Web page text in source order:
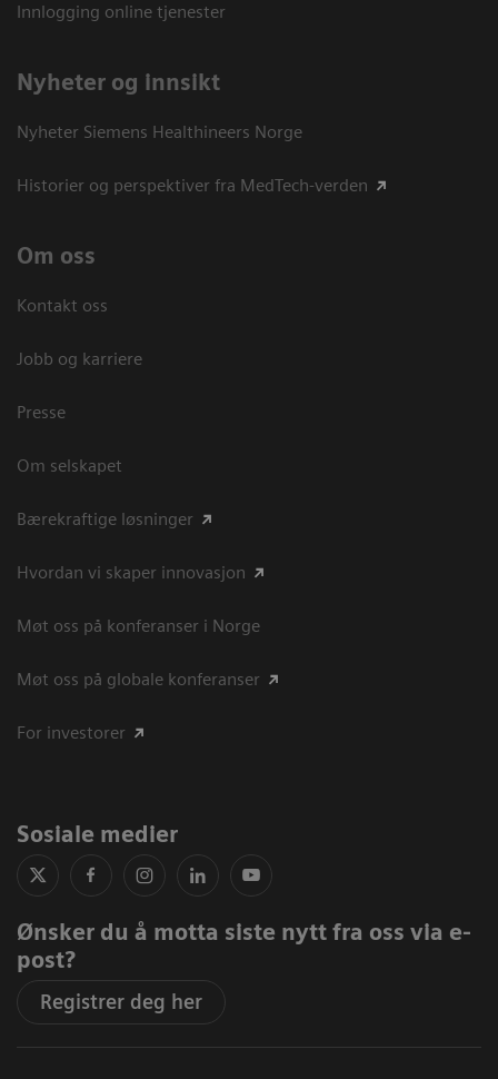
Innlogging online tjenester
Nyheter og innsikt
Nyheter Siemens Healthineers Norge
Historier og perspektiver fra MedTech-verden
Om oss
Kontakt oss
Jobb og karriere
Presse
Om selskapet
Bærekraftige løsninger
Hvordan vi skaper innovasjon
Møt oss på konferanser i Norge
Møt oss på globale konferanser
For investorer
Sosiale medier
Ønsker du å motta siste nytt fra oss via e-
post?
Registrer deg her